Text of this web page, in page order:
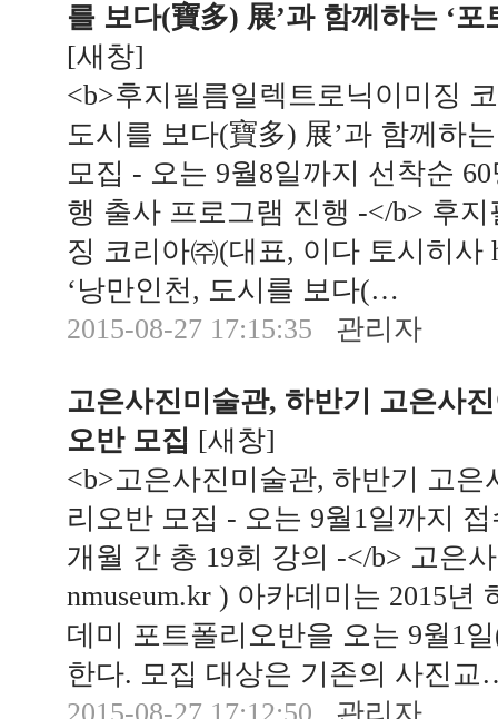
를 보다(寶多) 展’과 함께하는 ‘포
[새창]
<b>후지필름일렉트로닉이미징
도시를 보다(寶多) 展’과 함께하
모집 - 오는 9월8일까지 선착순
행 출사 프로그램 진행 -</b> 후
징 코리아㈜(대표, 이다 토시히사
‘낭만인천, 도시를 보다(…
2015-08-27 17:15:35
관리자
고은사진미술관, 하반기 고은사
오반 모집 [새창]
<b>고은사진미술관, 하반기 고
리오반 모집 - 오는 9월1일까지
개월 간 총 19회 강의 -</b> 고은
nmuseum.kr ) 아카데미는 2015년
데미 포트폴리오반을 오는 9월1
한다. 모집 대상은 기존의 사진